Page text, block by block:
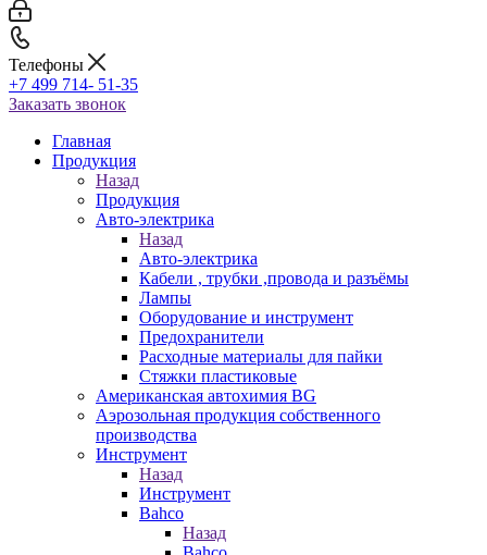
Телефоны
+7 499 714- 51-35
Заказать звонок
Главная
Продукция
Назад
Продукция
Авто-электрика
Назад
Авто-электрика
Кабели , трубки ,провода и разъёмы
Лампы
Оборудование и инструмент
Предохранители
Расходные материалы для пайки
Стяжки пластиковые
Американская автохимия BG
Аэрозольная продукция собственного
производства
Инструмент
Назад
Инструмент
Bahco
Назад